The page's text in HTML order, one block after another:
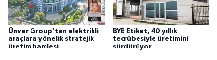
Ünver Group’tan elektrikli
araçlara yönelik stratejik
üretim hamlesi
BYB Etiket, 40 yıllık
tecrübesiyle üretimini
sürdürüyor